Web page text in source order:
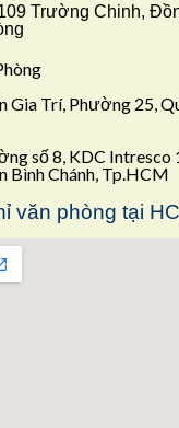
Trường Chinh,
Gia Trí, Phường 25,
số 8, KDC Intresco
Bình Chánh, Tp.HCM
văn phòng tại